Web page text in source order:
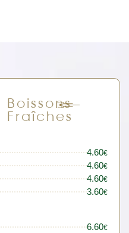
Boissons
Fraîches
4.60€
4.60€
4.60€
3.60€
6.60€